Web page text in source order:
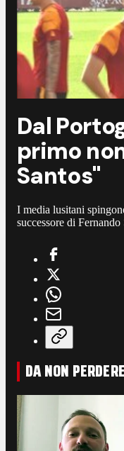
Dal
primo
Santos"
I media lusitani
successore di Fernando
DA NON PERDERE